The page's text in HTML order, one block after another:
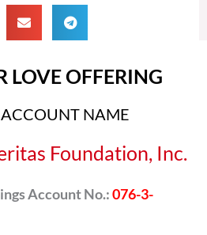
LOVE OFFERING
NAME
Foundation, Inc.
Account No.:076-3-